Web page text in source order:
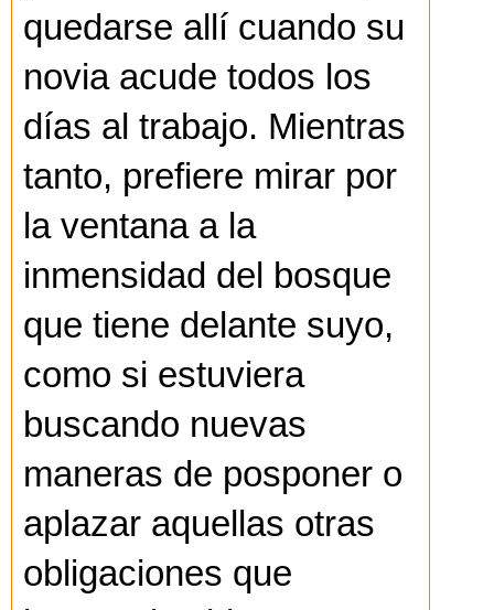
quedarse allí cuando su
novia acude todos los
días al trabajo. Mientras
tanto, prefiere mirar por
la ventana a la
inmensidad del bosque
que tiene delante suyo,
como si estuviera
buscando nuevas
maneras de posponer o
aplazar aquellas otras
obligaciones que